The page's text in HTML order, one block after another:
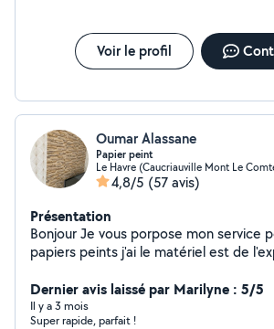
Voir le profil
Oumar Alassane
Papier peint
Le Havre (Caucriauville Mont Le
4,8/5 (57 avis)
Présentation
Bonjour Je vous porpose mon service pour poser vous
papiers peints j'ai le matériel est de
renseignements veuillez me contacter par message
privé
Dernier avis laissé par Marilyne : 5/5
Il y a 3 mois
Super rapide, parfait !